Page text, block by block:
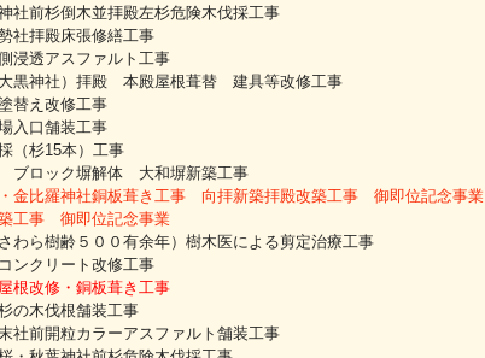
前杉倒木並拝殿左杉危険木伐採工事
拝殿床張修繕工事
浸透アスファルト工事
黒神社）拝殿 本殿屋根葺替 建具等改修工事
え改修工事
入口舗装工事
杉15本）工事
ロック塀解体 大和塀新築工事
比羅神社銅板葺き工事 向拝新築拝殿改築工事 御即位記念事業
工事 御即位記念事業
ら樹齢５００有余年）樹木医による剪定治療工事
クリート改修工事
改修・銅板葺き工事
木伐根舗装工事
前開粒カラーアスファルト舗装工事